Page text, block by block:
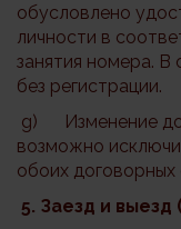
обусловлено
личности в
занятия номера.
без регистрации.
g) Изменение
возможно
обоих договорных
5. Заезд и выезд